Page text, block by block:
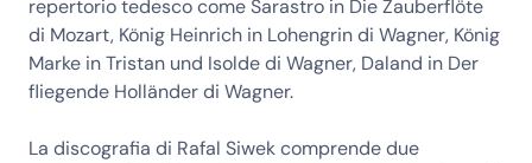
repertorio tedesco come Sarastro in Die Zauberflöte
di Mozart, König Heinrich in Lohengrin di Wagner, König
Marke in Tristan und Isolde di Wagner, Daland in Der
fliegende Holländer di Wagner.
La discografia di Rafal Siwek comprende due